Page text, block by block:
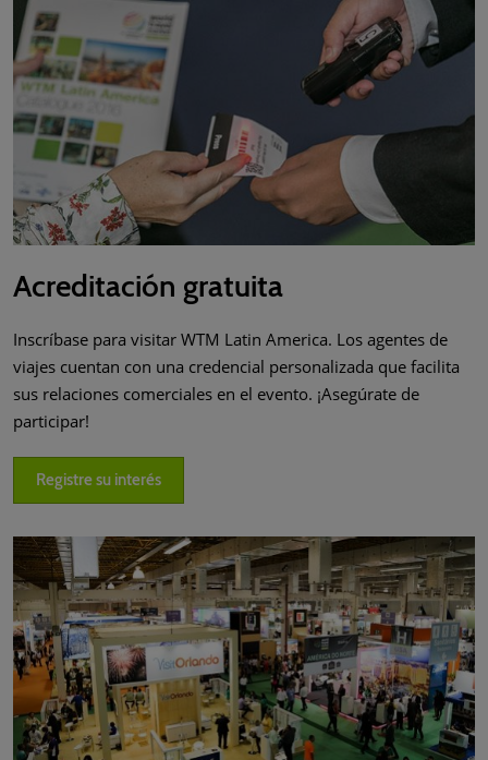
Acreditación gratuita
Inscríbase para visitar WTM Latin America. Los agentes de
viajes cuentan con una credencial personalizada que facilita
sus relaciones comerciales en el evento. ¡Asegúrate de
participar!
Registre su interés